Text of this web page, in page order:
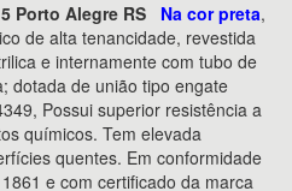
Porto Alegre RS Na cor preta,
de alta tenancidade, revestida
e internamente com tubo de
dotada de união tipo engate
Possui superior resistência a
químicos. Tem elevada
quentes. Em conformidade
e com certificado da marca